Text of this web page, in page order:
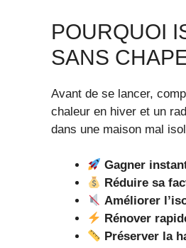
POURQUOI
SANS
Avant de se lancer,
chaleur en hiver et un
dans une maison mal
Gagner
Réduire sa
Améliorer
Rénover
Préserver la